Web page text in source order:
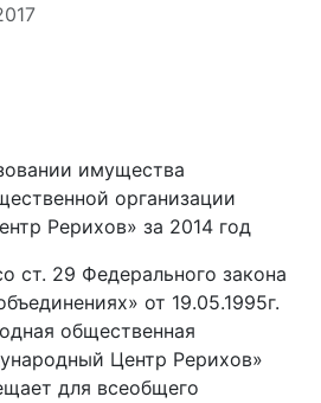
имущества
организации
Рерихов» за 2014 год
ст. 29 Федерального закона
от 19.05.1995г.
общественная
Центр Рерихов»
для всеобщего